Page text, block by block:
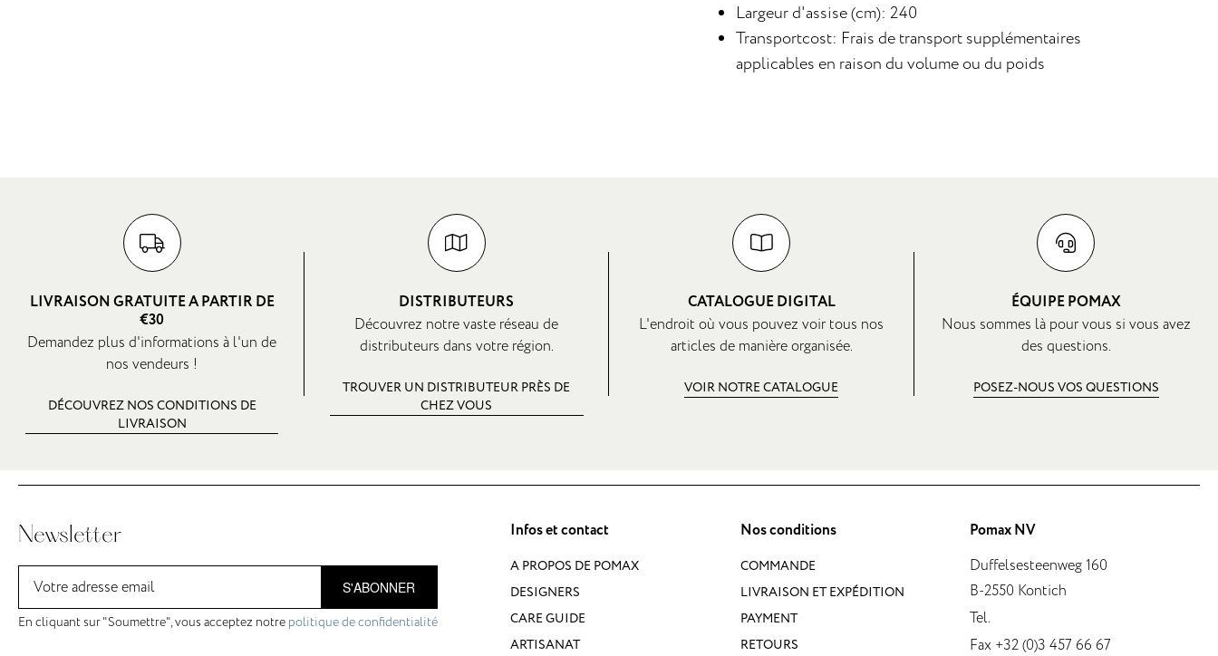
Largeur d'assise (cm): 240
Transportcost: Frais de transport supplémentaires
applicables en raison du volume ou du poids
LIVRAISON GRATUITE A PARTIR DE
€30
Demandez plus d'informations à l'un de
nos vendeurs !
DÉCOUVREZ NOS CONDITIONS DE
LIVRAISON
DISTRIBUTEURS
Découvrez notre vaste réseau de
distributeurs dans votre région.
TROUVER UN DISTRIBUTEUR PRÈS DE
CHEZ VOUS
CATALOGUE DIGITAL
L'endroit où vous pouvez voir tous nos
articles de manière organisée.
VOIR NOTRE CATALOGUE
ÉQUIPE POMAX
Nous sommes là pour vous si vous avez
des questions.
POSEZ-NOUS VOS QUESTIONS
Newsletter
S'ABONNER
En cliquant sur "Soumettre", vous acceptez notre politique de confidentialité
Infos et contact
A PROPOS DE POMAX
DESIGNERS
CARE GUIDE
ARTISANAT
Nos conditions
COMMANDE
LIVRAISON ET EXPÉDITION
PAYMENT
RETOURS
Pomax NV
Duffelsesteenweg 160
B-2550 Kontich
Tel.
Fax +32 (0)3 457 66 67